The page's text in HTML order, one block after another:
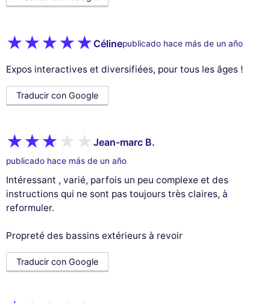
Célinepublicado hace más de un año
Expos interactives et diversifiées, pour tous les âges !
Traducir con Google
Jean-marc B.
publicado hace más de un año
Intéressant , varié, parfois un peu complexe et des
instructions qui ne sont pas toujours très claires, à
reformuler.
Propreté des bassins extérieurs à revoir
Traducir con Google